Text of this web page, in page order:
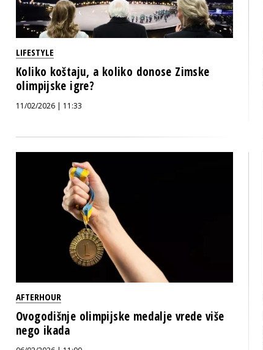
LIFESTYLE
Koliko koštaju, a koliko donose Zimske
olimpijske igre?
11/02/2026 | 11:33
AFTERHOUR
Ovogodišnje olimpijske medalje vrede više
nego ikada